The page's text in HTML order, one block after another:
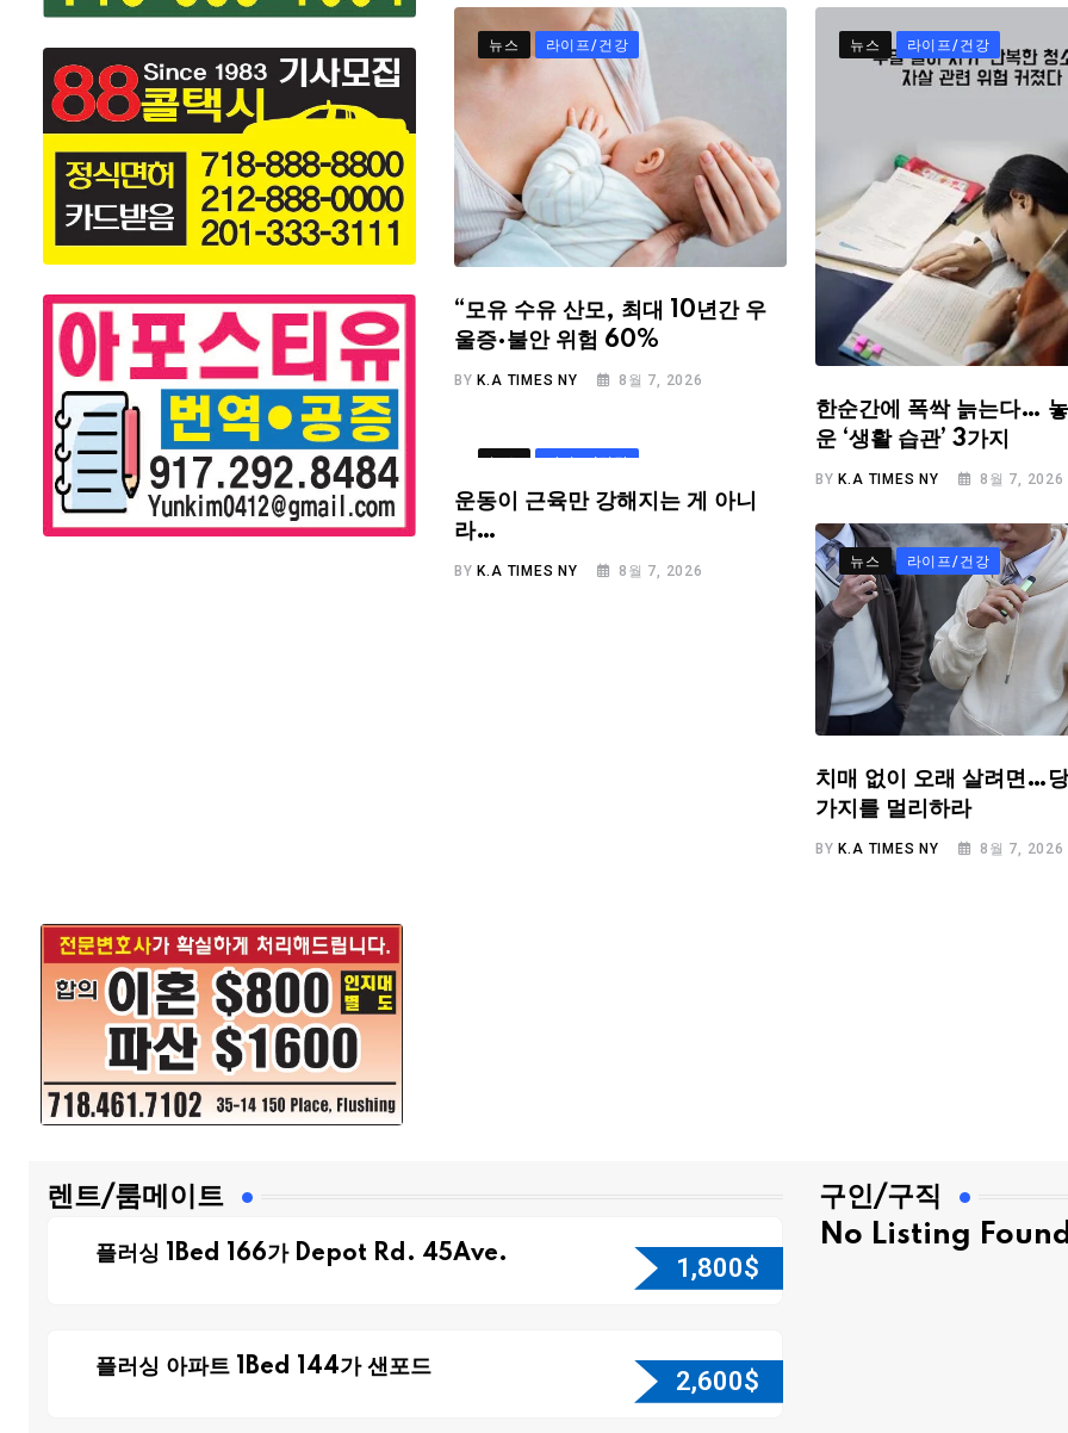
뉴스 라이프/건강
“모유 수유 산모, 최대 10년간 우
울증·불안 위험 60%
BYK.A TIMES NY 8월 7, 2026
뉴스 라이프/건강
한순간에 폭싹 늙는다…
운 ‘생활 습관’ 3가지
BY K.A TIMES NY 8월 7, 2026
뉴스 라이프/건강
운동이 근육만 강해지는 게 아니
라…
BYK.A TIMES NY 8월 7, 2026
뉴스 라이프/건강
치매 없이 오래 살려면…
가지를 멀리하라
BYK.A TIMES NY 8월 7, 2026
렌트/룸메이트
플러싱 1Bed 166가 Depot Rd. 45Ave. 1,800$
플러싱 아파트 1Bed 144가 샌포드 2,600$
구인/구직
No Listing